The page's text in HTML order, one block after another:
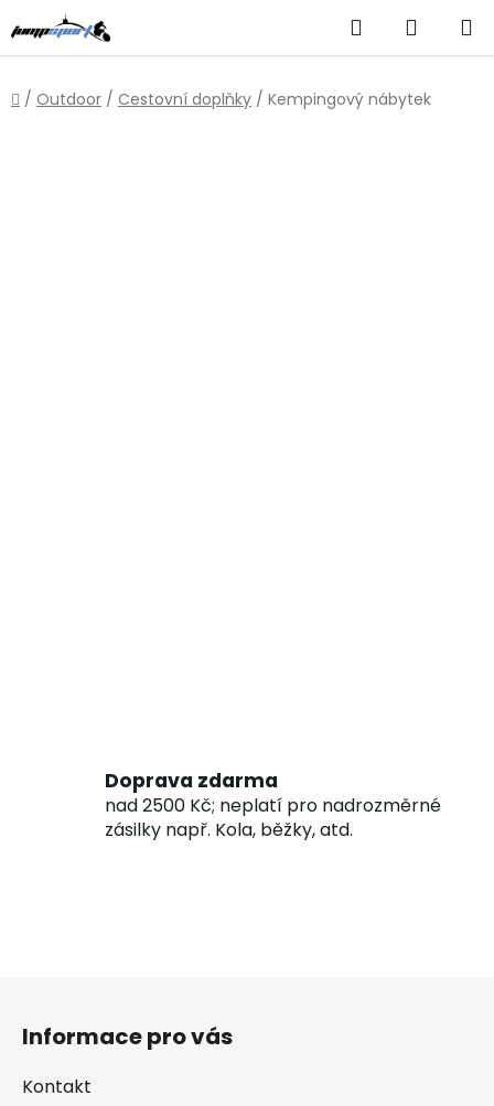
na
obsah
Hledat
KOŠÍK
Domů
/ Outdoor / Cestovní doplňky / Kempingový nábytek
Doprava zdarma
nad 2500 Kč; neplatí pro nadrozměrné
zásilky např. Kola, běžky, atd.
Informace pro vás
Kontakt